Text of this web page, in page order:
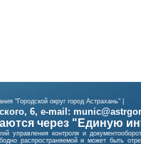
"Городской округ город Астрахань" |
6, e-mail:
через "Единую
управления контроля и
распространяемой и может быть